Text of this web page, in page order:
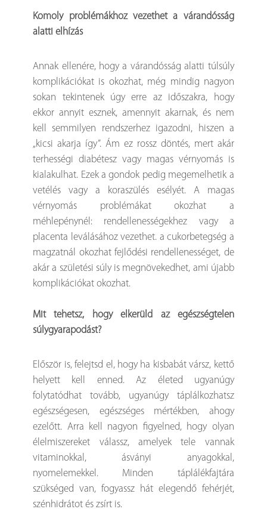
Komoly problémákhoz vezethet a várandósság
alatti elhízás
Annak ellenére, hogy a várandósság alatti túlsúly
komplikációkat is okozhat, még mindig nagyon
sokan tekintenek úgy erre az időszakra, hogy
ekkor annyit esznek, amennyit akarnak, és nem
kell semmilyen rendszerhez igazodni, hiszen a
„kicsi akarja így”. Ám ez rossz döntés, mert akár
terhességi diabétesz vagy magas vérnyomás is
kialakulhat. Ezek a gondok pedig megemelhetik a
vetélés vagy a koraszülés esélyét. A magas
vérnyomás problémákat okozhat a
méhlepénynél: rendellenességekhez vagy a
placenta leválásához vezethet. a cukorbetegség a
magzatnál okozhat fejlődési rendellenességet, de
akár a születési súly is megnövekedhet, ami újabb
komplikációkat okozhat.
Mit tehetsz, hogy elkerüld az egészségtelen
súlygyarapodást?
Először is, felejtsd el, hogy ha kisbabát vársz, kettő
helyett kell enned. Az életed ugyanúgy
folytatódhat tovább, ugyanúgy táplálkozhatsz
egészségesen, egészséges mértékben, ahogy
ezelőtt. Arra kell nagyon figyelned, hogy olyan
élelmiszereket válassz, amelyek tele vannak
vitaminokkal, ásványi anyagokkal,
nyomelemekkel. Minden táplálékfajtára
szükséged van, fogyassz hát elegendő fehérjét,
szénhidrátot és zsírt is.